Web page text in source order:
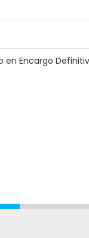
Encargo